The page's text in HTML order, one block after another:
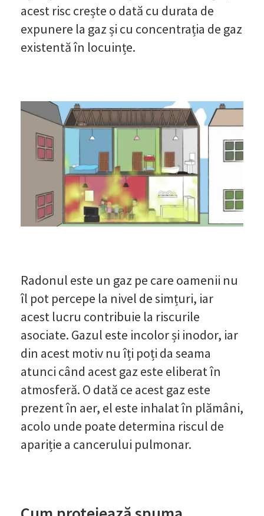
acest risc crește o dată cu durata de
expunere la gaz și cu concentrația de gaz
existentă în locuințe.
Radonul este un gaz pe care oamenii nu
îl pot percepe la nivel de simțuri, iar
acest lucru contribuie la riscurile
asociate. Gazul este incolor și inodor, iar
din acest motiv nu îți poți da seama
atunci când acest gaz este eliberat în
atmosferă. O dată ce acest gaz este
prezent în aer, el este inhalat în plămâni,
acolo unde poate determina riscul de
apariție a cancerului pulmonar.